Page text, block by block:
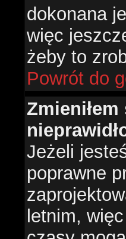
dokonana
więc
żeby to
Powrót do
Jeżeli
poprawne
letnim,